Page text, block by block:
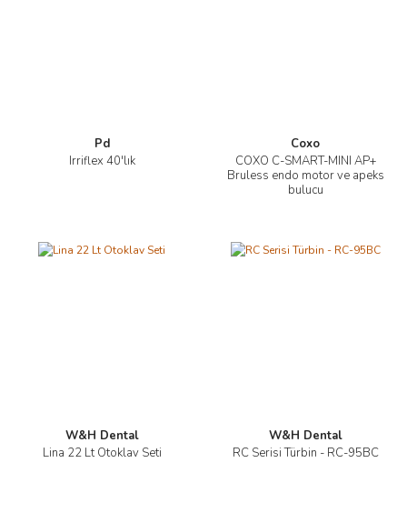
Pd
Irriflex 40'lık
Coxo
COXO C-SMART-MINI AP+
Bruless endo motor ve apeks
bulucu
W&H Dental
Lina 22 Lt Otoklav Seti
W&H Dental
RC Serisi Türbin - RC-95BC